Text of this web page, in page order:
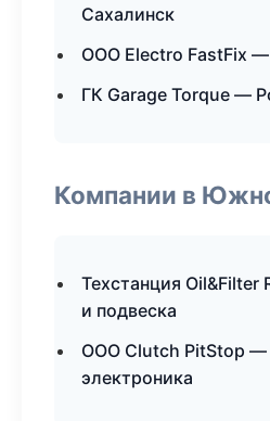
Сахалинск
ООО Electro FastFix
ГК Garage Torque —
Компании в
Техстанция Oil&Filter
и подвеска
ООО Clutch PitStop —
электроника